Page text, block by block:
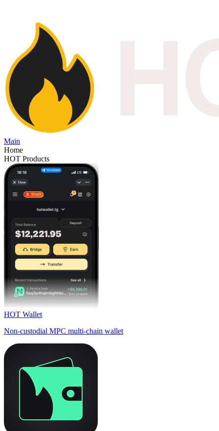
Main
Home
HOT Products
HOT Wallet
Non-custodial MPC multi-chain wallet